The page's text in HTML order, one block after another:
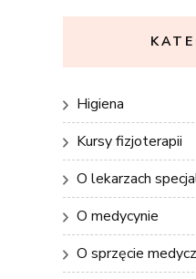
Higiena
Kursy fizjoterapii
O lekarzach
O medycynie
O sprzęcie